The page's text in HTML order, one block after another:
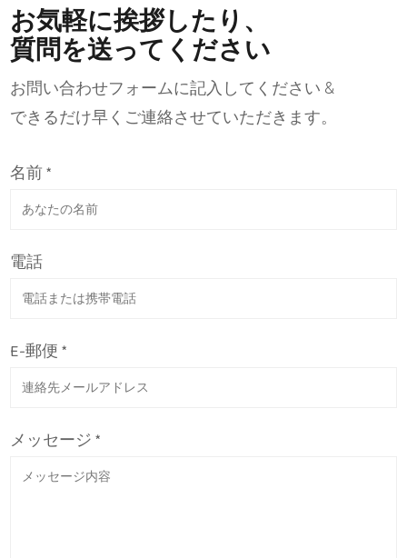
お気軽に挨拶したり、
質問を送ってください
お問い合わせフォームに記入してください &
できるだけ早くご連絡させていただきます。
名前 *
電話
E-郵便 *
メッセージ *